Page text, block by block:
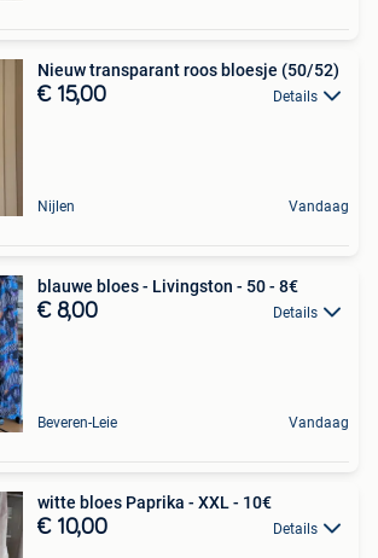
Nieuw transparant roos bloesje (50/52)
€ 15,00 Details
Nijlen Vandaag
blauwe bloes - Livingston - 50 - 8€
€ 8,00 Details
Beveren-Leie Vandaag
witte bloes Paprika - XXL - 10€
€ 10,00 Details